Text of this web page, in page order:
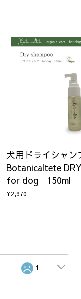
犬用ドライシャ
Botanicaltete
for dog 150ml
¥2,970
1